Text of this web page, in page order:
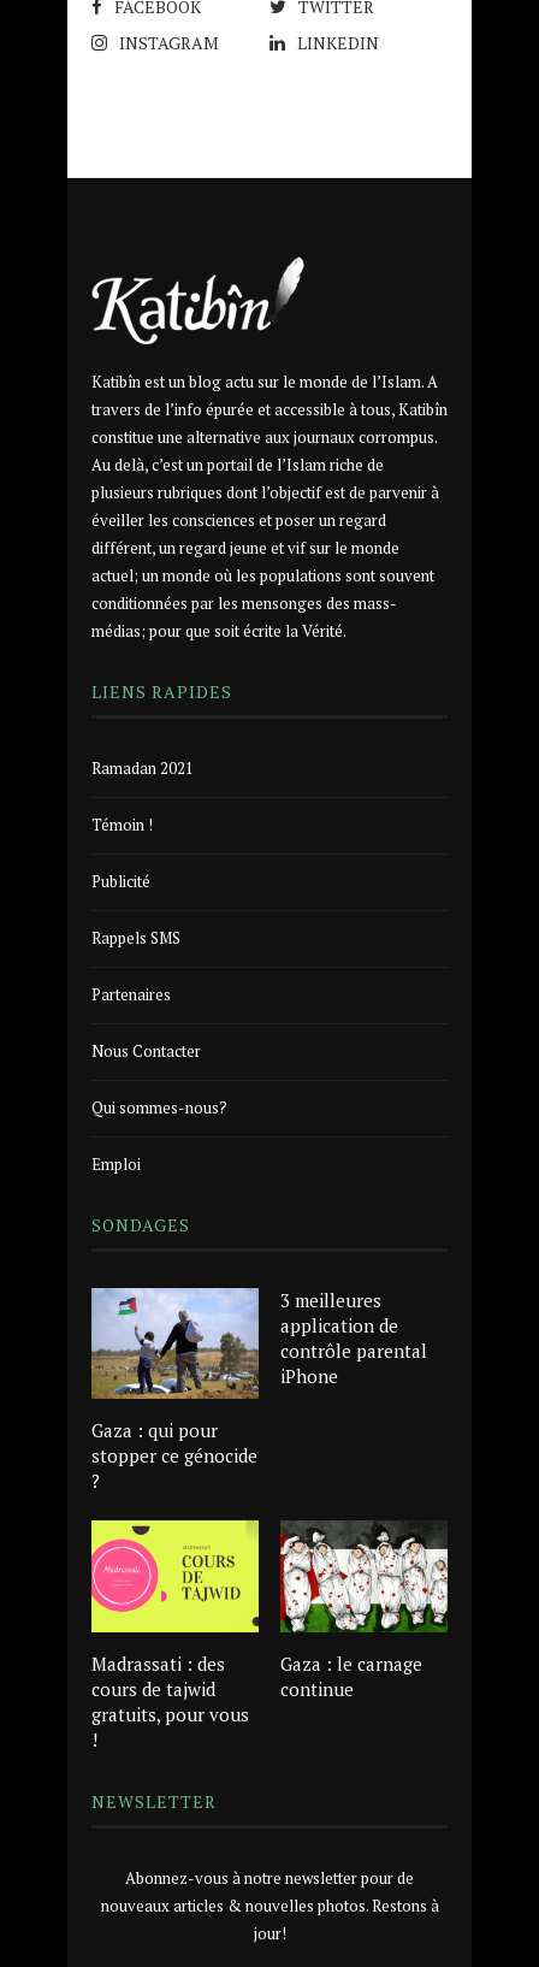
FACEBOOK
TWITTER
INSTAGRAM
LINKEDIN
Katibîn est un blog actu sur le monde de l’Islam. A
travers de l’info épurée et accessible à tous, Katibîn
constitue une alternative aux journaux corrompus.
Au delà, c’est un portail de l’Islam riche de
plusieurs rubriques dont l’objectif est de parvenir à
éveiller les consciences et poser un regard
différent, un regard jeune et vif sur le monde
actuel; un monde où les populations sont souvent
conditionnées par les mensonges des mass-
médias; pour que soit écrite la Vérité.
LIENS RAPIDES
Ramadan 2021
Témoin !
Publicité
Rappels SMS
Partenaires
Nous Contacter
Qui sommes-nous?
Emploi
SONDAGES
Gaza : qui pour
stopper ce génocide
?
3 meilleures
application de
contrôle parental
iPhone
Madrassati : des
cours de tajwid
gratuits, pour vous
!
Gaza : le carnage
continue
NEWSLETTER
Abonnez-vous à notre newsletter pour de
nouveaux articles & nouvelles photos. Restons à
jour!